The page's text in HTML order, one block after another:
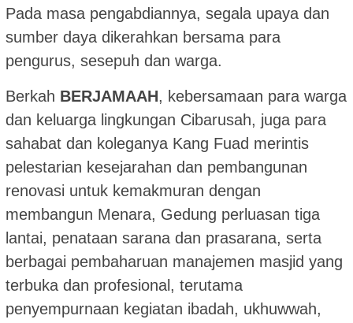
Pada masa pengabdiannya, segala upaya dan
sumber daya dikerahkan bersama para
pengurus, sesepuh dan warga.
Berkah BERJAMAAH, kebersamaan para warga
dan keluarga lingkungan Cibarusah, juga para
sahabat dan koleganya Kang Fuad merintis
pelestarian kesejarahan dan pembangunan
renovasi untuk kemakmuran dengan
membangun Menara, Gedung perluasan tiga
lantai, penataan sarana dan prasarana, serta
berbagai pembaharuan manajemen masjid yang
terbuka dan profesional, terutama
penyempurnaan kegiatan ibadah, ukhuwwah,